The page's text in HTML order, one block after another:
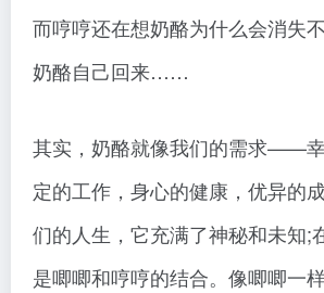
而哼哼还在想奶酪为什么会消失
奶酪自己回来……
其实，奶酪就像我们的需求——
定的工作，身心的健康，优异的
们的人生，它充满了神秘和未知;
是唧唧和哼哼的结合。像唧唧一